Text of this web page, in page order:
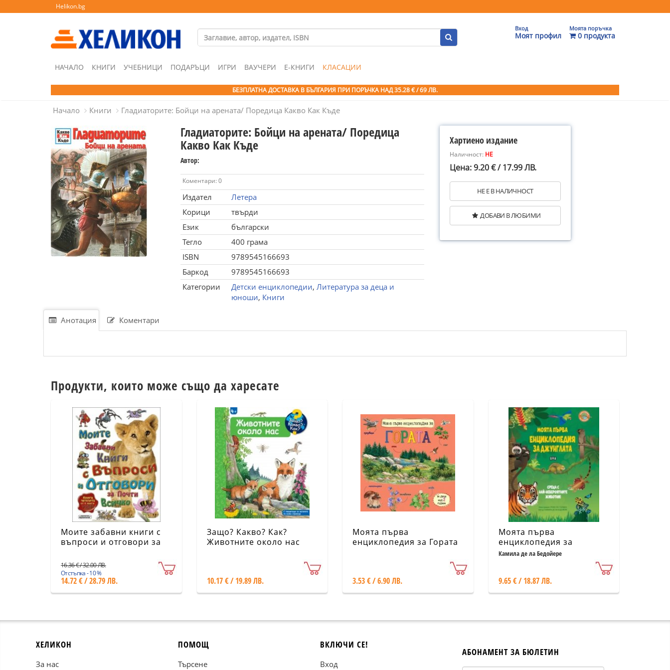
Helikon.bg
Вход
Моят профил
Моята поръчка
0 продукта
НАЧАЛО КНИГИ УЧЕБНИЦИ ПОДАРЪЦИ ИГРИ ВАУЧЕРИ Е-КНИГИ КЛАСАЦИИ
БЕЗПЛАТНА ДОСТАВКА В БЪЛГАРИЯ ПРИ ПОРЪЧКА НАД 35.28 € / 69 ЛВ.
Начало Книги Гладиаторите: Бойци на арената/ Поредица Какво Как Къде
Гладиаторите: Бойци на арената/ Поредица
Какво Как Къде
Автор:
Коментари: 0
Издател
Летера
Корици
твърди
Език
български
Тегло
400 грама
ISBN
9789545166693
Баркод
9789545166693
Категории
Детски енциклопедии, Литература за деца и
юноши, Книги
Хартиено издание
Наличност: НЕ
Цена: 9.20 € / 17.99 ЛВ.
НЕ Е В НАЛИЧНОСТ
ДОБАВИ В ЛЮБИМИ
Анотация Коментари
Продукти, които може също да харесате
Моите забавни книги с
въпроси и отговори за
Четвърта от 4 книги
16.36 € / 32.00 ЛВ.
Отстъпка - 10 %
14.72 € / 28.79 ЛВ.
Защо? Какво? Как?
Животните около нас
10.17 € / 19.89 ЛВ.
Моята първа
енциклопедия за Гората
3.53 € / 6.90 ЛВ.
Моята първа
енциклопедия за
джунглата
Камила де ла Бедойере
9.65 € / 18.87 ЛВ.
ХЕЛИКОН
За нас
ПОМОЩ
Търсене
ВКЛЮЧИ СЕ!
Вход
АБОНАМЕНТ ЗА БЮЛЕТИН